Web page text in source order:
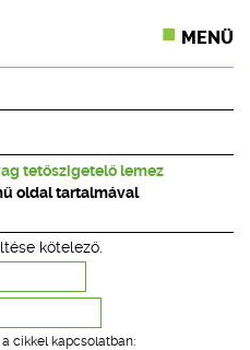
MENÜ
SEGÉDLETEK
tetőszigetelő lemez
oldal tartalmával
kötelező.
cikkel kapcsolatban: